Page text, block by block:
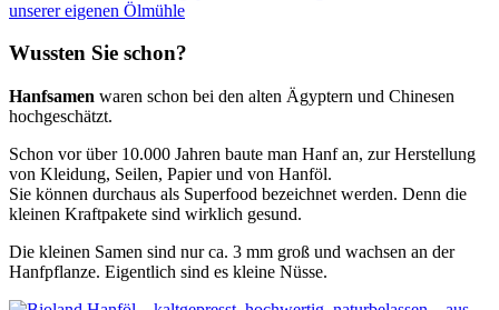
Wussten Sie schon?
Hanfsamen waren schon bei den alten Ägyptern und Chinesen
hochgeschätzt.
Schon vor über 10.000 Jahren baute man Hanf an, zur Herstellung
von Kleidung, Seilen, Papier und von Hanföl.
Sie können durchaus als Superfood bezeichnet werden. Denn die
kleinen Kraftpakete sind wirklich gesund.
Die kleinen Samen sind nur ca. 3 mm groß und wachsen an der
Hanfpflanze. Eigentlich sind es kleine Nüsse.